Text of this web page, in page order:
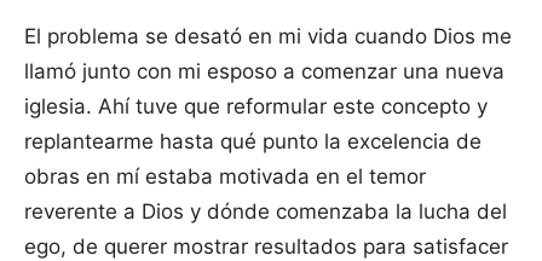
El problema se desató en mi vida cuando Dios me
llamó junto con mi esposo a comenzar una nueva
iglesia. Ahí tuve que reformular este concepto y
replantearme hasta qué punto la excelencia de
obras en mí estaba motivada en el temor
reverente a Dios y dónde comenzaba la lucha del
ego, de querer mostrar resultados para satisfacer